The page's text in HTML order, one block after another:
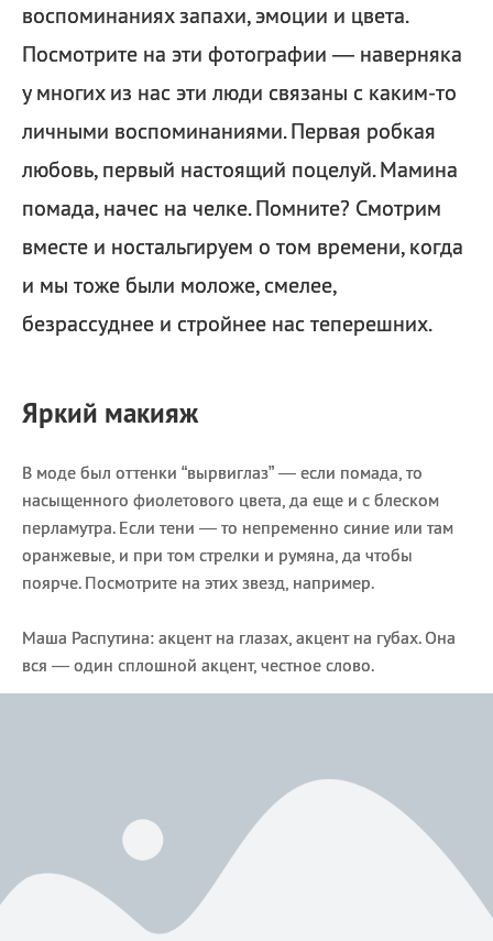
воспоминаниях запахи, эмоции и цвета.
Посмотрите на эти фотографии — наверняка
у многих из нас эти люди связаны с каким-то
личными воспоминаниями. Первая робкая
любовь, первый настоящий поцелуй. Мамина
помада, начес на челке. Помните? Смотрим
вместе и ностальгируем о том времени, когда
и мы тоже были моложе, смелее,
безрассуднее и стройнее нас теперешних.
Яркий макияж
В моде был оттенки “вырвиглаз” — если помада, то
насыщенного фиолетового цвета, да еще и с блеском
перламутра. Если тени — то непременно синие или там
оранжевые, и при том стрелки и румяна, да чтобы
поярче. Посмотрите на этих звезд, например.
Маша Распутина: акцент на глазах, акцент на губах. Она
вся — один сплошной акцент, честное слово.